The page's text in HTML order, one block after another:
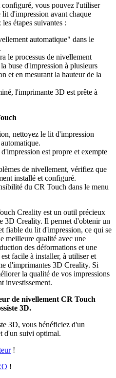
vous pouvez l'utiliser
d'impression avant chaque
étapes suivantes :
automatique" dans le
le processus de nivellement
buse d'impression à plusieurs
et en mesurant la hauteur de la
l'imprimante 3D est prête à
nettoyez le lit d'impression
est propre et exempte
de nivellement, vérifiez que
installé et configuré.
du CR Touch dans le menu
Creality est un outil précieux
3D Creality. Il permet d'obtenir un
fiable du lit d'impression, ce qui se
meilleure qualité avec une
des déformations et une
facile à installer, à utiliser et
d'imprimantes 3D Creality. Si
la qualité de vos impressions
investissement.
de nivellement CR Touch
3D.
3D, vous bénéficiez d'un
d'un suivi optimal.
!
!